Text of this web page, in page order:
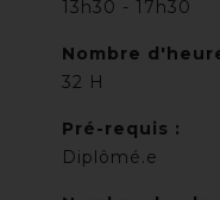
13h30 - 17h30
Nombre
32 H
Pré-requis :
Diplômé.e